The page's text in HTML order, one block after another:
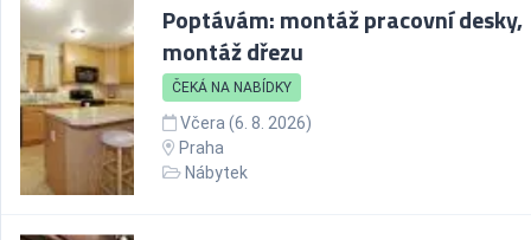
Poptávám: montáž pracovní desky,
montáž dřezu
ČEKÁ NA NABÍDKY
Včera (6. 8. 2026)
Praha
Nábytek